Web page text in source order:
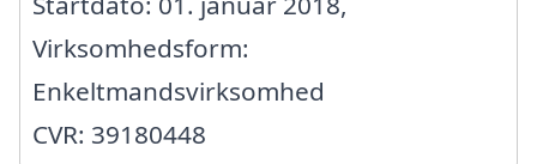
Virksomhedsform:
Enkeltmandsvirksomhed
CVR: 39180448